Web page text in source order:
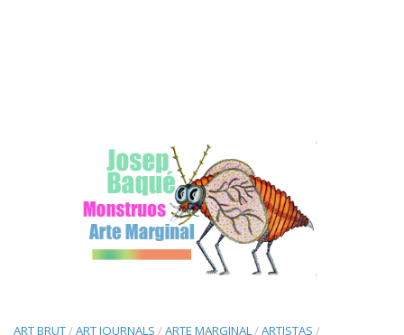
ART BRUT/ART JOURNALS /ARTE MARGINAL/ARTISTAS /